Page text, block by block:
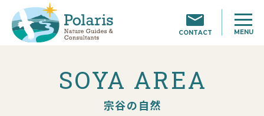
CONTACT MENU
SOYA AREA
宗谷の自然